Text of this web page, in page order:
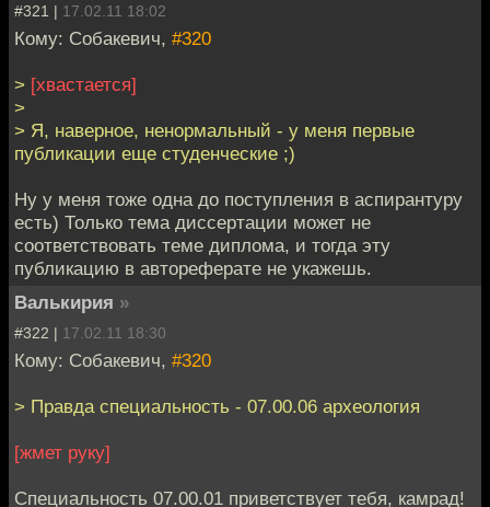
#321 | 17.02.11 18:02
Кому: Собакевич, #320
> [хвастается]
>
> Я, наверное, ненормальный - у меня первые
публикации еще студенческие ;)
Ну у меня тоже одна до поступления в аспирантуру
есть) Только тема диссертации может не
соответствовать теме диплома, и тогда эту
публикацию в автореферате не укажешь.
Валькирия »
#322 | 17.02.11 18:30
Кому: Собакевич, #320
> Правда специальность - 07.00.06 археология
[жмет руку]
Специальность 07.00.01 приветствует тебя, камрад!